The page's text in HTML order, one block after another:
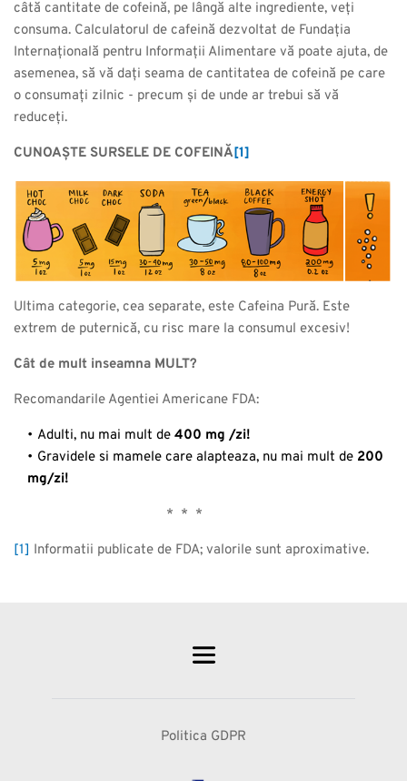
câtă cantitate de cofeină, pe lângă alte ingrediente, veți
consuma. Calculatorul de cafeină dezvoltat de Fundația
Internațională pentru Informații Alimentare vă poate ajuta, de
asemenea, să vă dați seama de cantitatea de cofeină pe care
o consumați zilnic - precum și de unde ar trebui să vă
reduceți.
CUNOAȘTE SURSELE DE COFEINĂ [1]
Ultima categorie, cea separate, este Cafeina Pură. Este
extrem de puternică, cu risc mare la consumul excesiv!
Cât de mult inseamna MULT?
Recomandarile Agentiei Americane FDA:
Adulti, nu mai mult de 400 mg /zi!
Gravidele si mamele care alapteaza, nu mai mult de 200
mg/zi!
* * *
[1] Informatii publicate de FDA; valorile sunt aproximative.
Politica GDPR